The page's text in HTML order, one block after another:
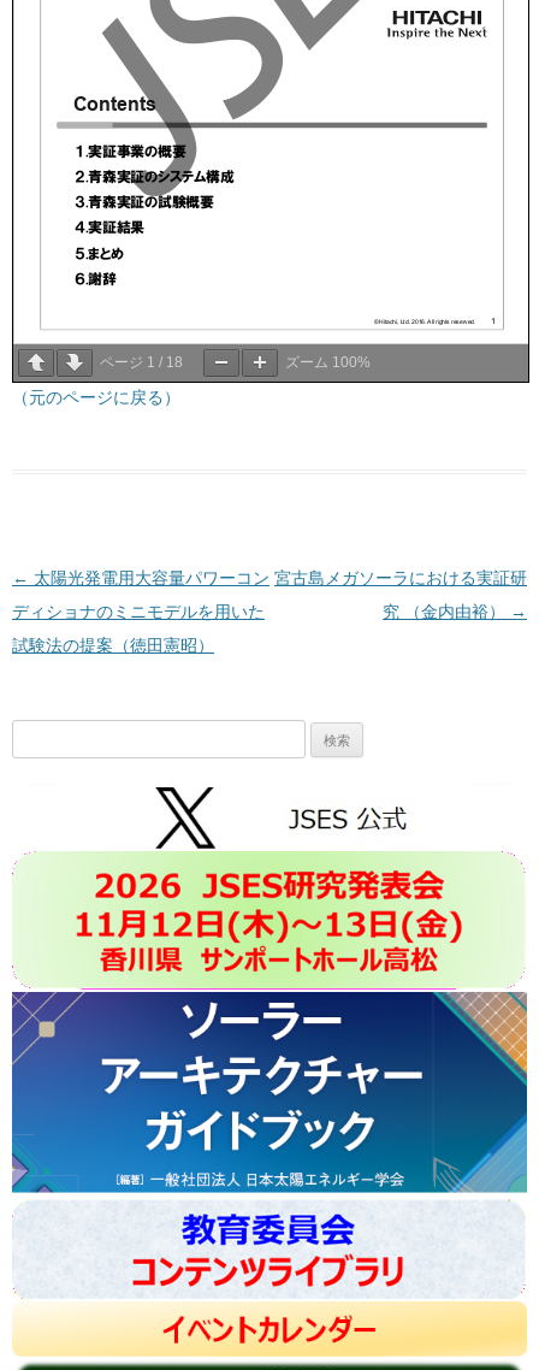
ページ 1 / 18 ズーム 100%
（元のページに戻る）
投稿ナビゲーション
← 太陽光発電用大容量パワーコン
ディショナのミニモデルを用いた
試験法の提案（徳田憲昭）
宮古島メガソーラにおける実証研
究 （金内由裕）
→
索: